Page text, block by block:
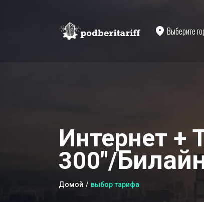
Выберите
Интернет +
300"/
Домой выбор тарифа